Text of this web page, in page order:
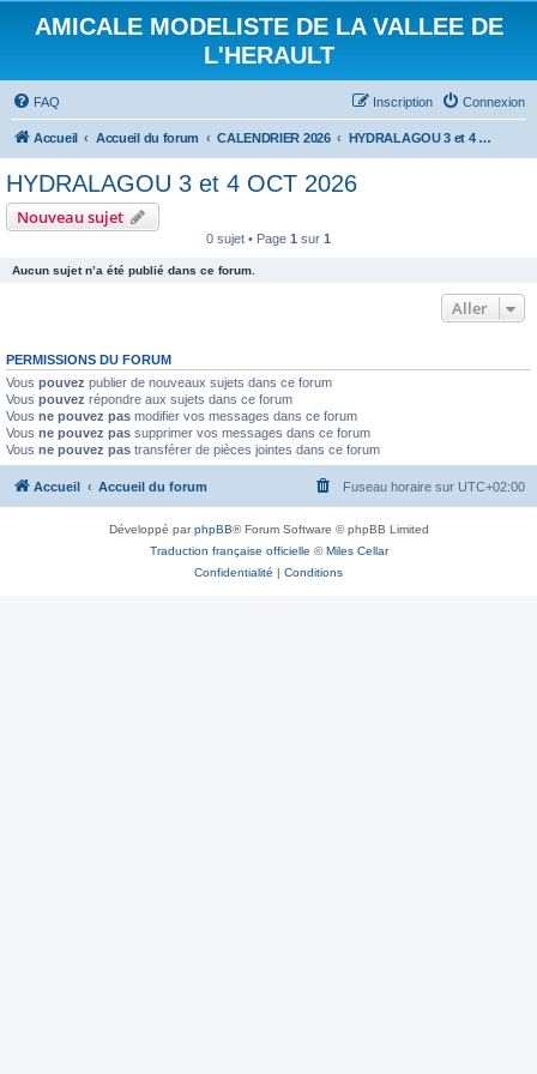
AMICALE MODELISTE DE LA VALLEE DE
L'HERAULT
FAQ Connexion
Inscription
Accueil Accueil du forum CALENDRIER 2026 HYDRALAGOU 3 et 4 OCT 2026
HYDRALAGOU 3 et 4 OCT 2026
Nouveau sujet
0 sujet • Page 1 sur 1
Aucun sujet n’a été publié dans ce forum.
Aller
PERMISSIONS DU FORUM
Vous pouvez publier de nouveaux sujets dans ce forum
Vous pouvez répondre aux sujets dans ce forum
Vous ne pouvez pas modifier vos messages dans ce forum
Vous ne pouvez pas supprimer vos messages dans ce forum
Vous ne pouvez pas transférer de pièces jointes dans ce forum
Accueil Accueil du forum Fuseau horaire sur UTC+02:00
Développé parphpBB® Forum Software © phpBB Limited
Traduction française officielle ©Miles Cellar
Confidentialité | Conditions